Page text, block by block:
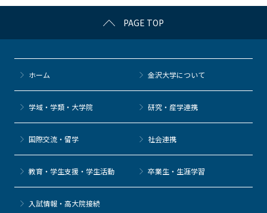
c
e
b
o
o
k
itt
er
c
k
et
e
n
a
e
PAGE TOP
ホーム 金沢大学について
学域・学類・大学院 研究・産学連携
国際交流・留学 社会連携
教育・学生支援・学生活動 卒業生・生涯学習
⼊試情報・高大院接続